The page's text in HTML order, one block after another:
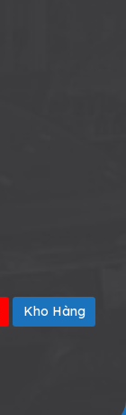
Kho Hàng